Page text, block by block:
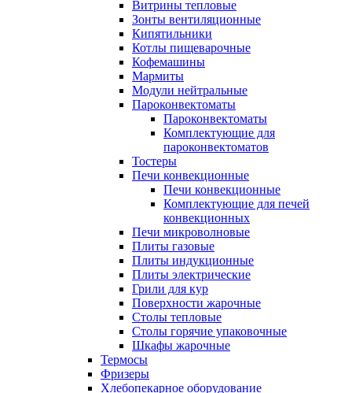
Витрины тепловые
Зонты вентиляционные
Кипятильники
Котлы пищеварочные
Кофемашины
Мармиты
Модули нейтральные
Пароконвектоматы
Пароконвектоматы
Комплектующие для
пароконвектоматов
Тостеры
Печи конвекционные
Печи конвекционные
Комплектующие для печей
конвекционных
Печи микроволновые
Плиты газовые
Плиты индукционные
Плиты электрические
Грили для кур
Поверхности жарочные
Столы тепловые
Столы горячие упаковочные
Шкафы жарочные
Термосы
Фризеры
Хлебопекарное оборудование